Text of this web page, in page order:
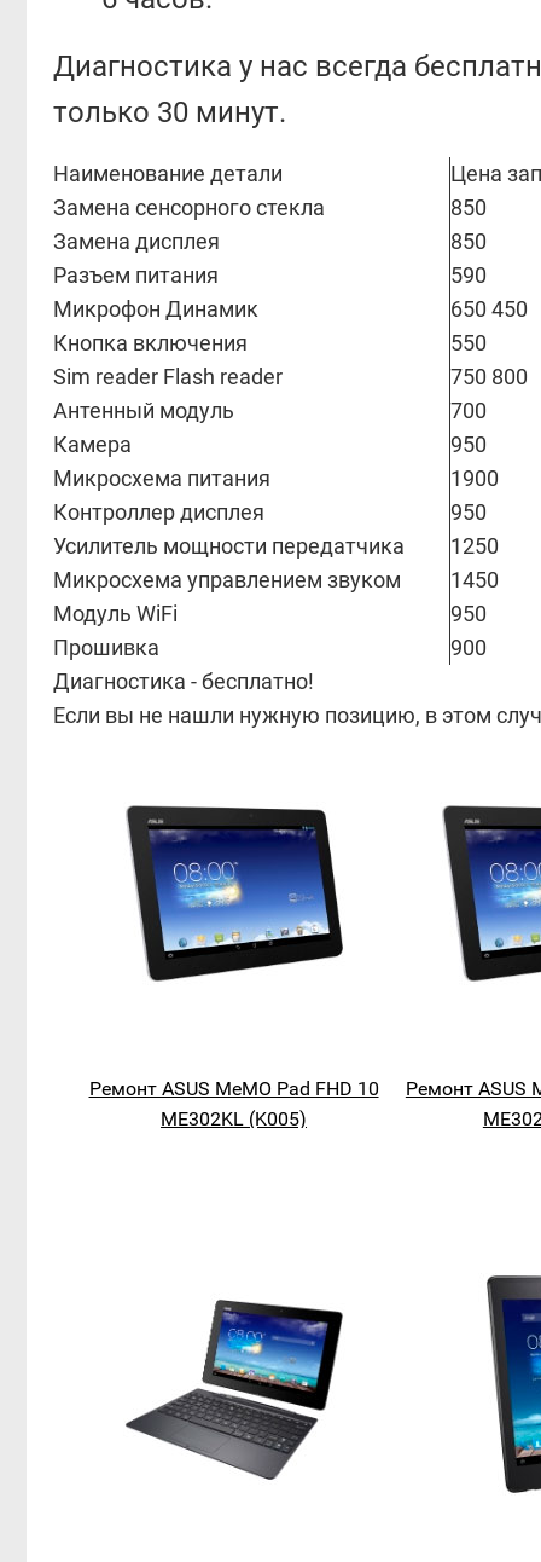
Диагностика у нас всегда
только 30 минут.
Наименование детали
Цена
Замена сенсорного стекла
850
Замена дисплея
850
Разъем питания
590
Микрофон Динамик
650 450
Кнопка включения
550
Sim reader Flash reader
750 800
Антенный модуль
700
Камера
950
Микросхема питания
1900
Контроллер дисплея
950
Усилитель мощности передатчика
1250
Микросхема управлением звуком
1450
Модуль WiFi
950
Прошивка
900
Диагностика - бесплатно!
Если вы не нашли нужную позицию, в этом
Ремонт ASUS MeMO Pad FHD 10
ME302KL (K005)
Ремонт ASUS